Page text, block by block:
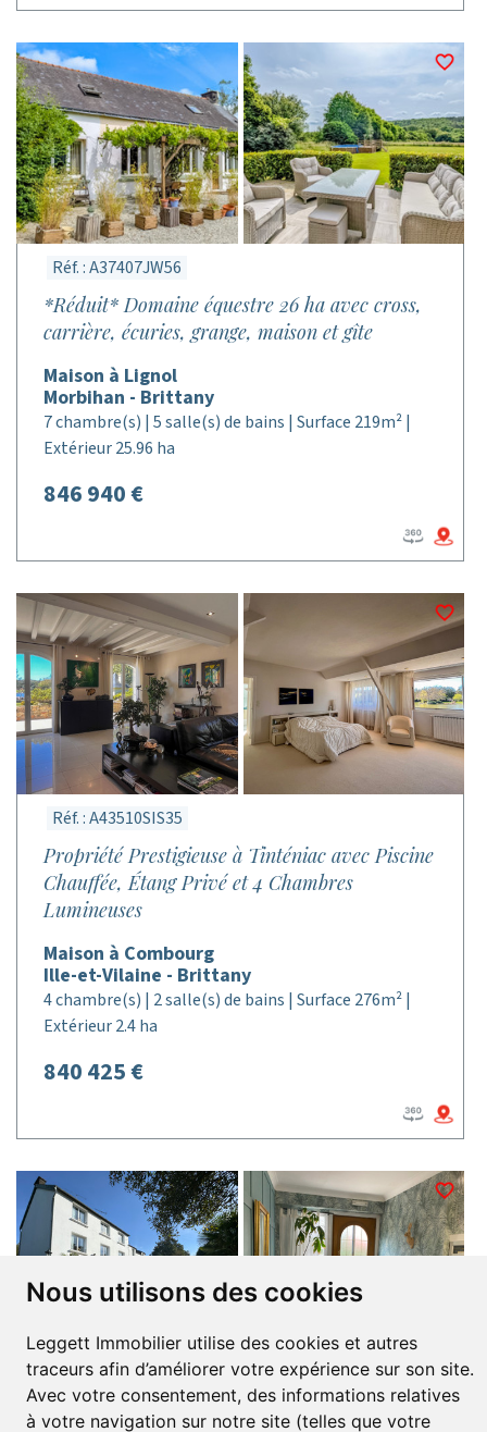
Nous utilisons des cookies
Leggett Immobilier utilise des cookies et autres
traceurs afin d’améliorer votre expérience sur son site.
Avec votre consentement, des informations relatives
à votre navigation sur notre site (telles que votre
Réf. : A37407JW56
*Réduit* Domaine équestre 26 ha avec cross,
carrière, écuries, grange, maison et gîte
Maison à Lignol
Morbihan - Brittany
7 chambre(s) | 5 salle(s) de bains | Surface 219m² |
Extérieur 25.96 ha
846 940 €
Réf. : A43510SIS35
Propriété Prestigieuse à Tinténiac avec Piscine
Chauffée, Étang Privé et 4 Chambres
Lumineuses
Maison à Combourg
Ille-et-Vilaine - Brittany
4 chambre(s) | 2 salle(s) de bains | Surface 276m² |
Extérieur 2.4 ha
840 425 €
Réf. : A29155MCW22